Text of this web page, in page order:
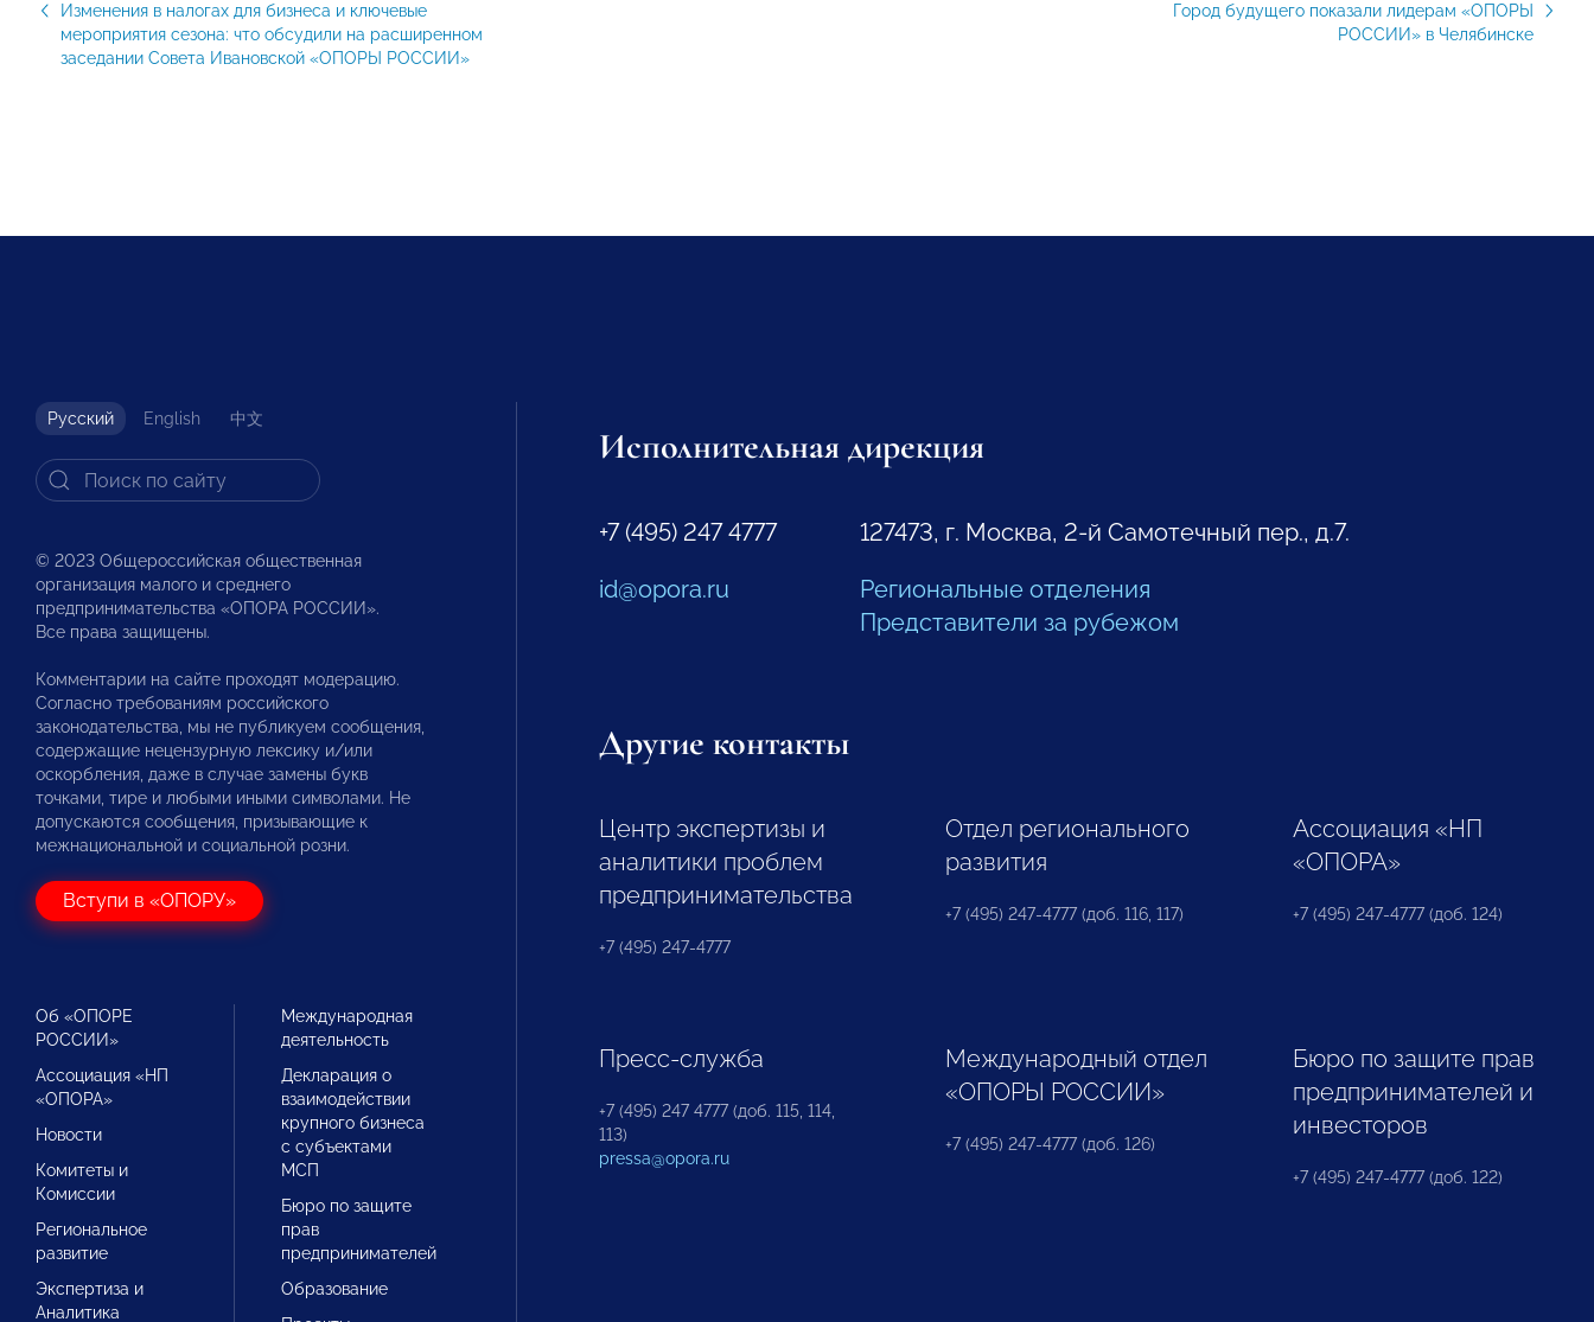
Изменения в налогах для бизнеса и ключевые
мероприятия сезона: что обсудили на расширенном
заседании Совета Ивановской «ОПОРЫ РОССИИ»
Город будущего показали лидерам «ОПОРЫ
РОССИИ» в Челябинске
Русский English 中文
© 2023 Общероссийская общественная
организация малого и среднего
предпринимательства «ОПОРА РОССИИ».
Все права защищены.
Комментарии на сайте проходят модерацию.
Согласно требованиям российского
законодательства, мы не публикуем сообщения,
содержащие нецензурную лексику и/или
оскорбления, даже в случае замены букв
точками, тире и любыми иными символами. Не
допускаются сообщения, призывающие к
межнациональной и социальной розни.
Вступи в «ОПОРУ»
Об «ОПОРЕ
РОССИИ»
Ассоциация «НП
«ОПОРА»
Новости
Комитеты и
Комиссии
Региональное
развитие
Экспертиза и
Аналитика
Международная
деятельность
Декларация о
взаимодействии
крупного бизнеса
с субъектами
МСП
Бюро по защите
прав
предпринимателей
Образование
Исполнительная дирекция
+7 (495) 247 4777
id@opora.ru
127473, г. Москва, 2-й Самотечный пер., д.7.
Региональные отделения
Представители за рубежом
Другие контакты
Центр экспертизы и
аналитики проблем
предпринимательства
+7 (495) 247-4777
Отдел регионального
развития
+7 (495) 247-4777 (доб. 116, 117)
Ассоциация «НП
«ОПОРА»
+7 (495) 247-4777 (доб. 124)
Пресс-служба
+7 (495) 247 4777 (доб. 115, 114,
113)
pressa@opora.ru
Международный отдел
«ОПОРЫ РОССИИ»
+7 (495) 247-4777 (доб. 126)
Бюро по защите прав
предпринимателей и
инвесторов
+7 (495) 247-4777 (доб. 122)